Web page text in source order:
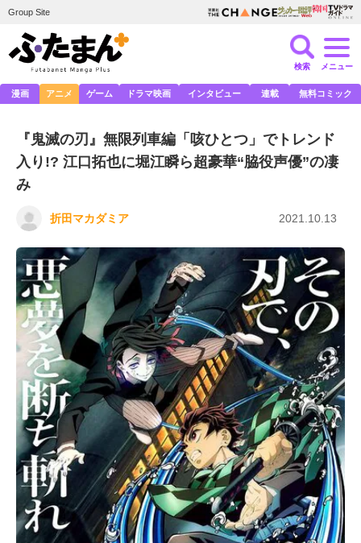
Group Site
検索 メニュー
漫画 アニメ ゲーム ドラマ映画 インタビュー 連載 無料コミック
『鬼滅の刃』無限列車編「咳ひとつ」でトレンド
入り!? 江口拓也に堀江瞬ら超豪華“脇役声優”の凄
み
折田マカダミア 2021.10.13